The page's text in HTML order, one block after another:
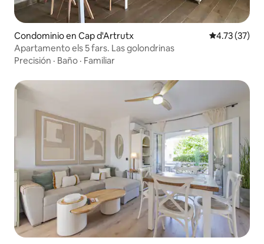
Condominio en Cap d'Artrutx Calificación
4.73 (37)
Apartamento els 5 fars. Las golondrinas
Precisión · Baño · Familiar